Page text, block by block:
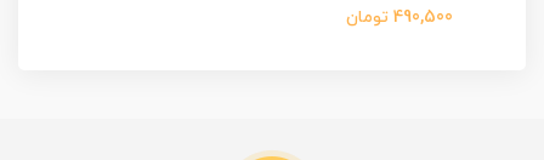
490,500 تومان